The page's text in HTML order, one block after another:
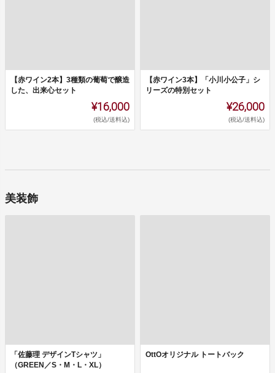
【赤ワイン2本】3種類の葡萄で醸造
した、出来心セット
¥16,000
(税込/送料込)
【赤ワイン3本】「小川小公子」シ
リーズの特別セット
¥26,000
(税込/送料込)
美装飾
「佐藤理 デザインTシャツ」
（GREEN／S・M・L・XL）
OttOオリジナル トートバック